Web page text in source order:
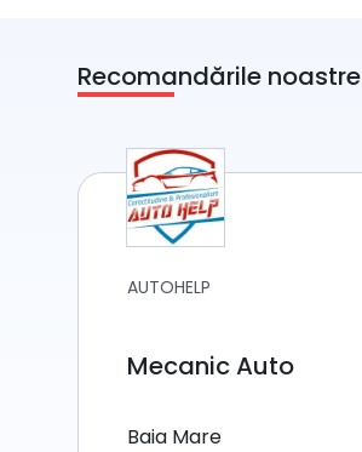
Recomandările noastre
AUTOHELP
Mecanic Auto
Baia Mare